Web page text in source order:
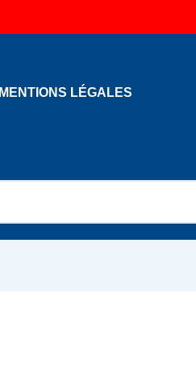
MENTIONS LÉGALES